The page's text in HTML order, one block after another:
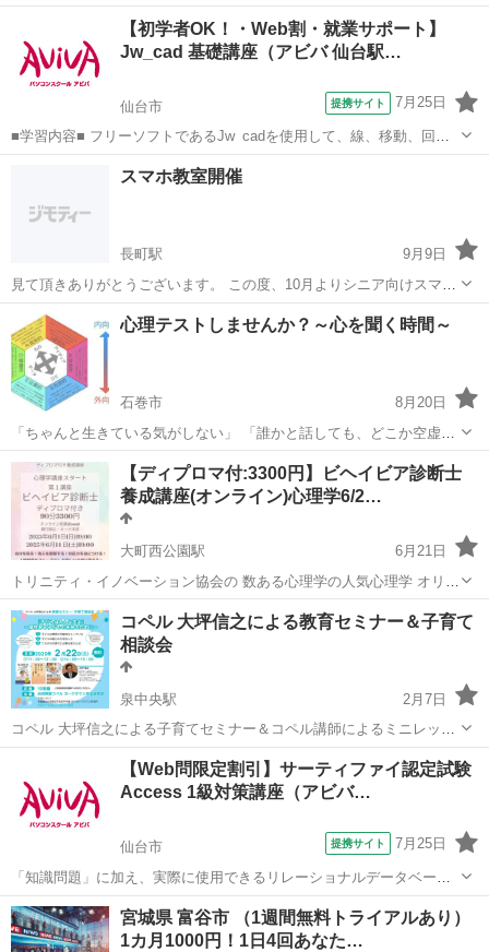
示、優良な業者の紹介等を行い、消費者の保護と業界内における健全
な競争の促進及び業界全体の活性化を目的としております。 物価高騰
により、お問い合わせがあったため引...
五橋駅 無料
【初学者OK！・Web割・就業サポート】
Jw_cad 基礎講座（アビバ 仙台駅…
仙台市 提携サイト 7月25日
■学習内容■ フリーソフトであるJw_cadを使用して、線、移動、回転
などの基本機能や複雑なオブジェクトの作図、作図効率を上げる機
能、寸法の記入、レイアウトと印刷方法などを学習します。 授業で視
聴した映像解説はご自宅のP...
その他
スマホ教室開催
長町駅
9月9日
見て頂きありがとうございます。 この度、10月よりシニア向けスマホ
教室を開催予定です。 元スマホスタッフがご自身のスマホやご家族様
のスマホの『分からない』を一緒に『出来る』に変えるお手伝いをさ
宮城 長町駅 生活知識 シニア向け
心理テストしませんか？～心を聞く時間～
石巻市
8月20日
「ちゃんと生きている気がしない」 「誰かと話しても、どこか空虚」
「最近、感情が鈍くなったように感じる…」 それは、心が静かに発し
ているSOSかもしれません。 この会では、心理学の視点をベースにし
ながら、 あな...
宮城 石巻市 生活知識 セルフ
【ディプロマ付:3300円】ビヘイビア診断士
養成講座(オンライン)心理学6/2…
大町西公園駅
6月21日
トリニティ・イノベーション協会の 数ある心理学の人気心理学 オリジ
ナルコミュニケーションツールを 使用したビヘイビア診断士養成講座
です。 占い感覚で出来る診断と その活用方法を楽しく学んで頂きま
す。 家族、友人、同僚、上司...
宮城 仙台市 大町西公園駅 心理学 診断士
コペル 大坪信之による教育セミナー＆子育て
相談会
泉中央駅
2月7日
コペル 大坪信之による子育てセミナー＆コペル講師によるミニレッス
ンを開催いたします！ 『子どもはみんな天才』～個性ある子どもの未
安心！ 1時間のセミナ...
泉中央駅 幼児教育 子ども
【Web問限定割引】サーティファイ認定試験
Access 1級対策講座（アビバ…
仙台市 提携サイト 7月25日
「知識問題」に加え、実際に使用できるリレーショナルデータベース
を作成する「実技問題」を解くことで、実践的な能力を証明できる資
格制度の、1級対策講座です。
宮城 仙台市 その他
宮城県 富谷市 （1週間無料トライアルあり）
1カ月1000円！1日4回あなた…